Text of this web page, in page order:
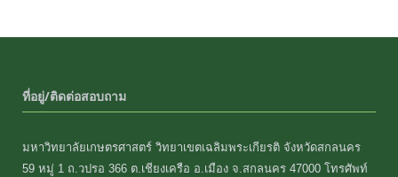
ที่อยู่/ติดต่อสอบถาม
มหาวิทยาลัยเกษตรศาสตร์ วิทยาเขตเฉลิมพระเกียรติ จังหวัดสกลนคร
59 หมู่ 1 ถ.วปรอ 366 ต.เชียงเครือ อ.เมือง จ.สกลนคร 47000 โทรศัพท์